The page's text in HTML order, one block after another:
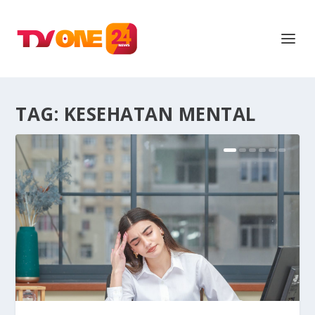
TAG: KESEHATAN MENTAL